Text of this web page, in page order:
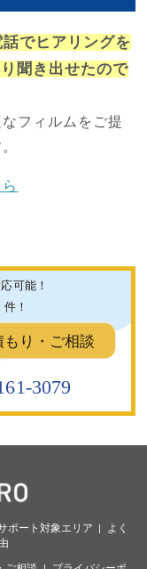
話でヒアリングを
聞き出せたので
フィルムをご提
り・ご相談
可能！
件！
3079
ポート対象エリア
よく